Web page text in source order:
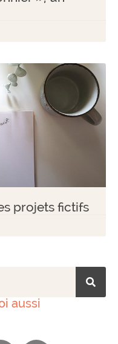
projets fictifs
aussi